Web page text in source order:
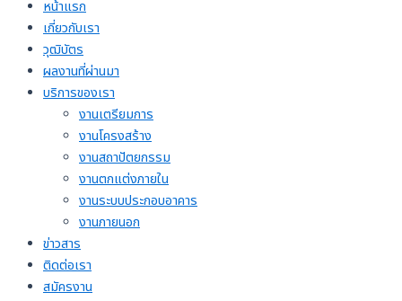
หน้าแรก
เกี่ยวกับเรา
วุฒิบัตร
ผลงานที่ผ่านมา
บริการของเรา
งานเตรียมการ
งานโครงสร้าง
งานสถาปัตยกรรม
งานตกแต่งภายใน
งานระบบประกอบอาคาร
งานภายนอก
ข่าวสาร
ติดต่อเรา
สมัครงาน